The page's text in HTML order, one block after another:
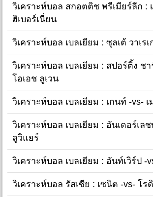
วิเคราะห์บอล สกอตติช พรีเมียร์ลีก :
ฮิเบอร์เนี่ยน
วิเคราะห์บอล เบลเยียม : ซุลเต้ วาเร
วิเคราะห์บอล เบลเยียม : สปอร์ติ้ง ชา
โอเอช ลูเวน
วิเคราะห์บอล เบลเยียม : เกนท์ -vs- เ
วิเคราะห์บอล เบลเยียม : อันเดอร์เล
ลูวิแยร์
วิเคราะห์บอล เบลเยียม : อันท์เวิร์ป -
วิเคราะห์บอล รัสเซีย : เซนิต -vs- โร